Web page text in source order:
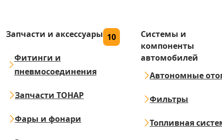
Запчасти и аксессуары 10
Фитинги и
пневмосоединения
Запчасти ТОНАР
Фары и фонари
Системы и
компоненты
автомобилей
Автономные
Фильтры
Топливная